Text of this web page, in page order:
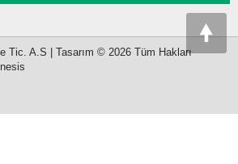
Tic. A.S | Tasarım © 2026 Tüm Hakları